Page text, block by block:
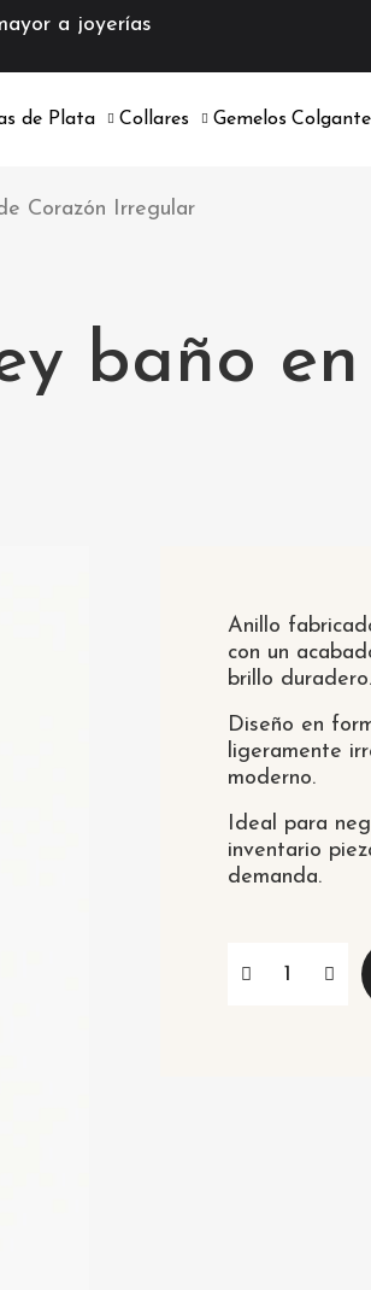
a joyerías
de Plata Collares Gemelos
Corazón Irregular
baño
Anillo
con un
brillo duradero.
Diseño en
ligeramente
moderno.
Ideal para
inventario
demanda.